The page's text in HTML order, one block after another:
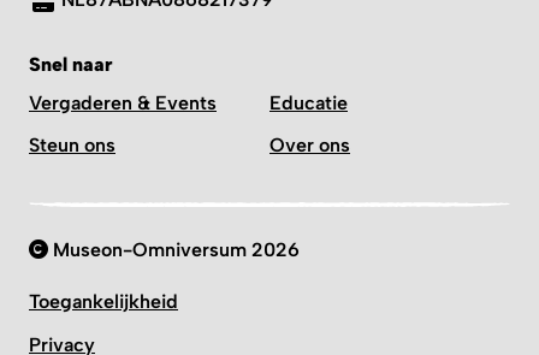
Snel naar
Vergaderen & Events
Educatie
Steun ons
Over ons
Museon-Omniversum 2026
Toegankelijkheid
Privacy